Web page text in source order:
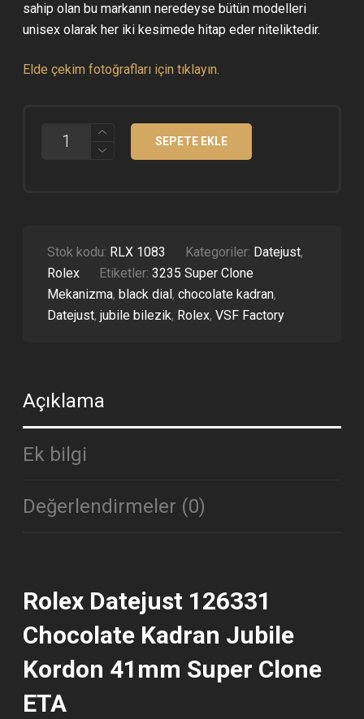
sahip olan bu markanın neredeyse bütün modelleri
unisex olarak her iki kesimede hitap eder niteliktedir.
Elde çekim fotoğrafları için tıklayın.
DATEJUST
SUPER
CLONE
ETA
ADET
SEPETE EKLE
Stok kodu: RLX 1083 Kategoriler: Datejust,
Rolex
Etiketler:3235 Super Clone
Mekanizma,black dial,chocolate kadran,
Datejust,jubile bilezik, Rolex,VSF Factory
Açıklama
Ek bilgi
Değerlendirmeler (0)
Rolex Datejust 126331
Chocolate Kadran Jubile
Kordon 41mm Super Clone
ETA